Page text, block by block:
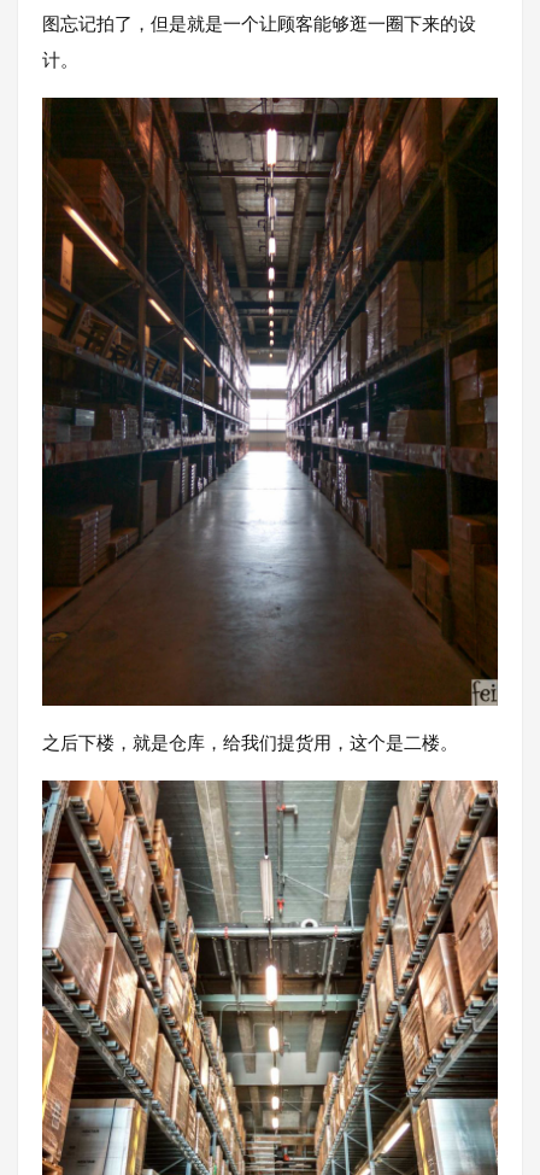
图忘记拍了，但是就是一个让顾客能够逛一圈下来的设
计。
之后下楼，就是仓库，给我们提货用，这个是二楼。